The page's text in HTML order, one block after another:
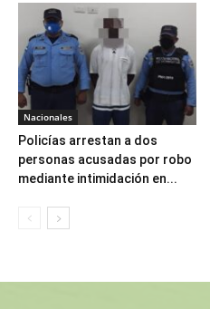
Nacionales
Policías arrestan a dos
personas acusadas por robo
mediante intimidación en...